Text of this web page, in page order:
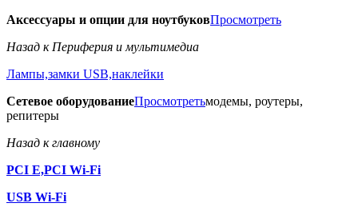
Аксессуары и опции для ноутбуковПросмотреть
Назад к Периферия и мультимедиа
Лампы,замки USB,наклейки
Сетевое оборудованиеПросмотретьмодемы, роутеры,
репитеры
Назад к главному
PCI E,PCI Wi-Fi
USB Wi-Fi